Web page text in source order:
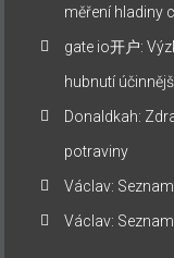
měření hladiny
gate io开户:
hubnutí
Donaldkah:
potraviny
Václav:
Václav: